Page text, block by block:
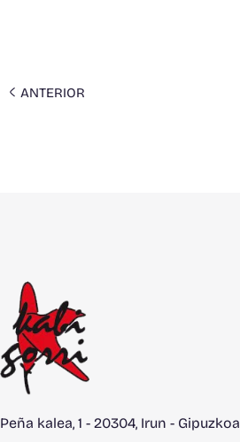
ANTERIOR
Peña kalea, 1 - 20304, Irun - Gipuzkoa